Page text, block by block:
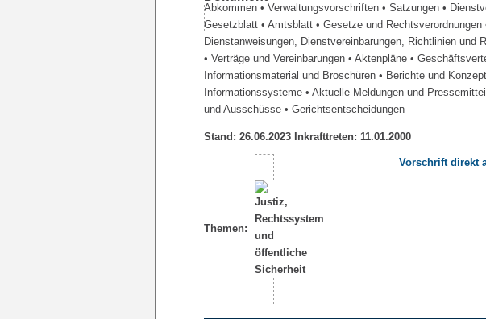
Abkommen • Verwaltungsvorschriften • Satzungen •
Gesetzblatt • Amtsblatt • Gesetze und Rechtsverordnungen
Dienstanweisungen, Dienstvereinbarungen, Richtlinien und
• Verträge und Vereinbarungen • Aktenpläne •
Informationsmaterial und Broschüren • Berichte und
Informationssysteme • Aktuelle Meldungen und
und Ausschüsse • Gerichtsentscheidungen
Stand: 26.06.2023 Inkrafttreten: 11.01.2000
Themen:
Vorschrift direkt